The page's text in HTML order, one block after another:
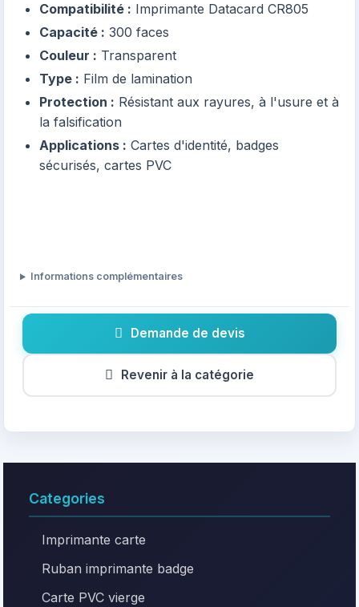
Compatibilité : Imprimante Datacard CR805
Capacité : 300 faces
Couleur : Transparent
Type : Film de lamination
Protection : Résistant aux rayures, à l'usure et à
la falsification
Applications : Cartes d'identité, badges
sécurisés, cartes PVC
Informations complémentaires
Demande de devis
Revenir à la catégorie
Categories
Imprimante carte
Ruban imprimante badge
Carte PVC vierge